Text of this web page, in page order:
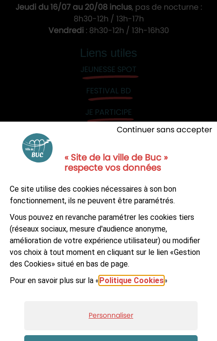
« Site de la ville de Buc »
respecte vos données
Ce site utilise des cookies nécessaires à son bon
fonctionnement, ils ne peuvent être paramétrés.
Vous pouvez en revanche paramétrer les cookies tiers
(réseaux sociaux, mesure d'audience anonyme,
amélioration de votre expérience utilisateur) ou modifier
vos choix à tout moment en cliquant sur le lien «Gestion
des Cookies» situé en bas de page.
Pour en savoir plus sur la « Politique Cookies»
Personnaliser
Continuer sans accepter
Jeudi du 16/07 au 20/08 inclus, pas de nocturne :
8h30-12h / 13h-17h
Vendredi : 8h30-12h / 13h-16h30
Liens utiles
JEUNESSE SPOT
FESTIVAL BD
JE PARTICIPE
NOUS CONTACTER
S'ABONNER À LA NEWSLETTER
Suivez-nous sur
Facebook
LinkedIn
Accessibilité : non-conforme
Réalisé par Artifica